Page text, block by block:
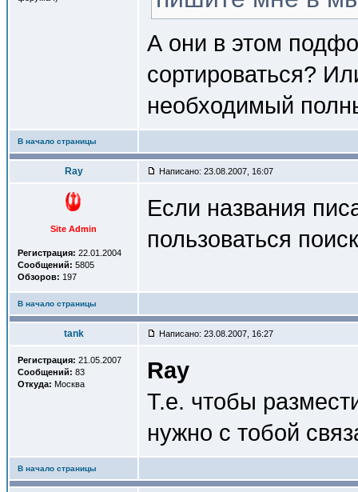
А они в этом
сортироваться?
необходимый
В начало страницы
Ray Написано: 23.08.2007, 16:07
Site Admin
Регистрация: 22.01.2004
Сообщений: 5805
Обзоров: 197
Если названия
пользоваться
В начало страницы
tank Написано: 23.08.2007, 16:27
Регистрация: 21.05.2007
Сообщений: 83
Откуда: Москва
Ray
Т.е. чтобы
нужно с тобой
В начало страницы